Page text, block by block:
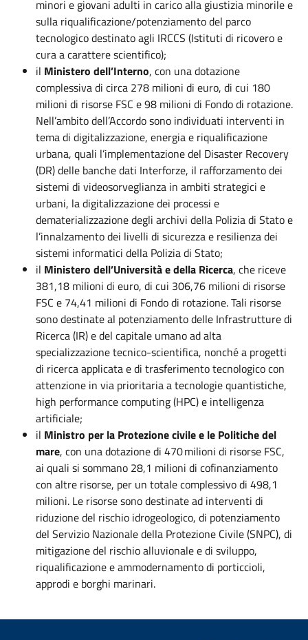
minori e giovani adulti in carico alla giustizia minorile e
sulla riqualificazione/potenziamento del parco
tecnologico destinato agli IRCCS (Istituti di ricovero e
cura a carattere scientifico);
il Ministero dell’Interno, con una dotazione
complessiva di circa 278 milioni di euro, di cui 180
milioni di risorse FSC e 98 milioni di Fondo di rotazione.
Nell’ambito dell’Accordo sono individuati interventi in
tema di digitalizzazione, energia e riqualificazione
urbana, quali l’implementazione del Disaster Recovery
(DR) delle banche dati Interforze, il rafforzamento dei
sistemi di videosorveglianza in ambiti strategici e
urbani, la digitalizzazione dei processi e
dematerializzazione degli archivi della Polizia di Stato e
l’innalzamento dei livelli di sicurezza e resilienza dei
sistemi informatici della Polizia di Stato;
il Ministero dell’Università e della Ricerca, che riceve
381,18 milioni di euro, di cui 306,76 milioni di risorse
FSC e 74,41 milioni di Fondo di rotazione. Tali risorse
sono destinate al potenziamento delle Infrastrutture di
Ricerca (IR) e del capitale umano ad alta
specializzazione tecnico-scientifica, nonché a progetti
di ricerca applicata e di trasferimento tecnologico con
attenzione in via prioritaria a tecnologie quantistiche,
high performance computing (HPC) e intelligenza
artificiale;
il Ministro per la Protezione civile e le Politiche del
mare, con una dotazione di 470 milioni di risorse FSC,
ai quali si sommano 28,1 milioni di cofinanziamento
con altre risorse, per un totale complessivo di 498,1
milioni. Le risorse sono destinate ad interventi di
riduzione del rischio idrogeologico, di potenziamento
del Servizio Nazionale della Protezione Civile (SNPC), di
mitigazione del rischio alluvionale e di sviluppo,
riqualificazione e ammodernamento di porticcioli,
approdi e borghi marinari.